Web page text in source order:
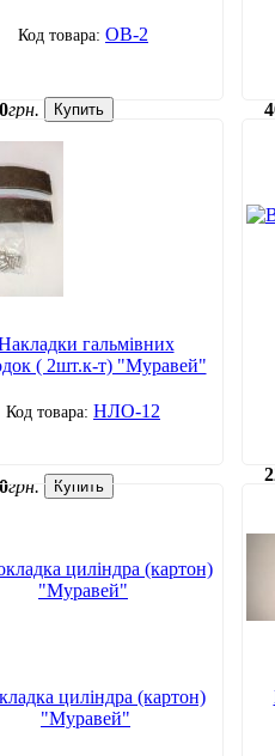
ОВ-2
грн. Купить
гальмівних
( 2шт.к-т) "Муравей"
НЛО-12
грн. Купить
циліндра (картон)
"Муравей"